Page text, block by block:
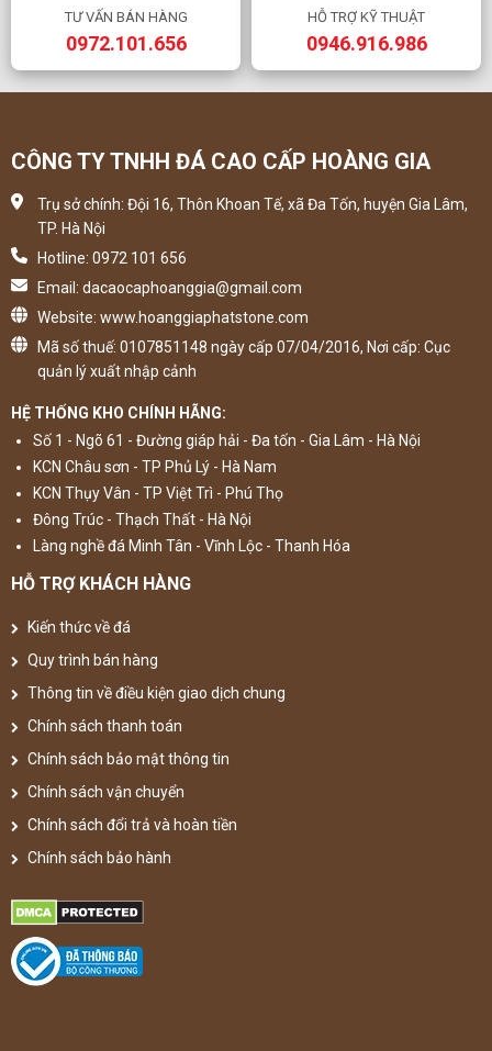
TƯ VẤN BÁN HÀNG
0972.101.656
HỖ TRỢ KỸ THUẬT
0946.916.986
CÔNG TY TNHH ĐÁ CAO CẤP HOÀNG GIA
Trụ sở chính: Đội 16, Thôn Khoan Tế, xã Đa Tốn, huyện Gia Lâm,
TP. Hà Nội
Hotline: 0972 101 656
Email: dacaocaphoanggia@gmail.com
Website: www.hoanggiaphatstone.com
Mã số thuế: 0107851148 ngày cấp 07/04/2016, Nơi cấp: Cục
quản lý xuất nhập cảnh
HỆ THỐNG KHO CHÍNH HÃNG:
Số 1 - Ngõ 61 - Đường giáp hải - Đa tốn - Gia Lâm - Hà Nội
KCN Châu sơn - TP Phủ Lý - Hà Nam
KCN Thụy Vân - TP Việt Trì - Phú Thọ
Đông Trúc - Thạch Thất - Hà Nội
Làng nghề đá Minh Tân - Vĩnh Lộc - Thanh Hóa
HỖ TRỢ KHÁCH HÀNG
Kiến thức về đá
Quy trình bán hàng
Thông tin về điều kiện giao dịch chung
Chính sách thanh toán
Chính sách bảo mật thông tin
Chính sách vận chuyển
Chính sách đổi trả và hoàn tiền
Chính sách bảo hành